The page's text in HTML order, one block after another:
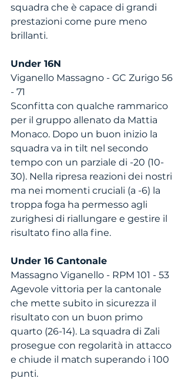
squadra che è capace di grandi
prestazioni come pure meno
brillanti.
Under 16N
Viganello Massagno - GC Zurigo 56
- 71
Sconfitta con qualche rammarico
per il gruppo allenato da Mattia
Monaco. Dopo un buon inizio la
squadra va in tilt nel secondo
tempo con un parziale di -20 (10-
30). Nella ripresa reazioni dei nostri
ma nei momenti cruciali (a -6) la
troppa foga ha permesso agli
zurighesi di riallungare e gestire il
risultato fino alla fine.
Under 16 Cantonale
Massagno Viganello - RPM 101 - 53
Agevole vittoria per la cantonale
che mette subito in sicurezza il
risultato con un buon primo
quarto (26-14). La squadra di Zali
prosegue con regolarità in attacco
e chiude il match superando i 100
punti.